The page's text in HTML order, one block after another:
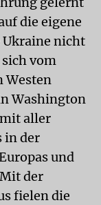
die eigene
Ukraine nicht
vom
Westen
Washington
aller
in der
und
der
fielen die